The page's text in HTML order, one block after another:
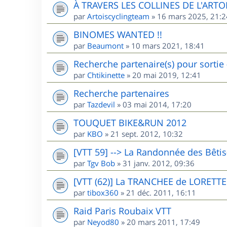
À TRAVERS LES COLLINES DE
par Artoiscyclingteam » 16 mars 2025,
BINOMES WANTED !!
par Beaumont » 10 mars 2021, 18:41
Recherche partenaire(s) pour
par Chtikinette » 20 mai 2019, 12:41
Recherche partenaires
par Tazdevil » 03 mai 2014, 17:20
TOUQUET BIKE&RUN 2012
par KBO » 21 sept. 2012, 10:32
[VTT 59] --> La Randonnée des
par Tgv Bob » 31 janv. 2012, 09:36
[VTT (62)] La TRANCHEE de
par tibox360 » 21 déc. 2011, 16:11
Raid Paris Roubaix VTT
par Neyod80 » 20 mars 2011, 17:49